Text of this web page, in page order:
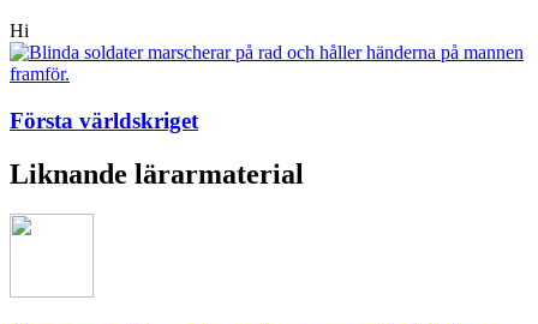
Hi
Första världskriget
Liknande lärarmaterial